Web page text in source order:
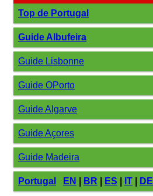
Top de Portugal
Guide Albufeira
Guide Lisbonne
Guide OPorto
Guide Algarve
Guide Açores
Guide Madeira
Portugal EN BR ES IT DE